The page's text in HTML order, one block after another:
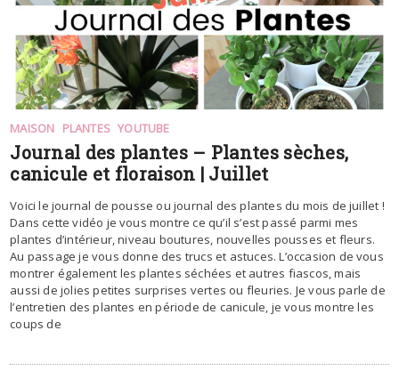
MAISON PLANTES YOUTUBE
Journal des plantes – Plantes sèches,
canicule et floraison | Juillet
Voici le journal de pousse ou journal des plantes du mois de juillet !
Dans cette vidéo je vous montre ce qu’il s’est passé parmi mes
plantes d’intérieur, niveau boutures, nouvelles pousses et fleurs.
Au passage je vous donne des trucs et astuces. L’occasion de vous
montrer également les plantes séchées et autres fiascos, mais
aussi de jolies petites surprises vertes ou fleuries. Je vous parle de
l’entretien des plantes en période de canicule, je vous montre les
coups de